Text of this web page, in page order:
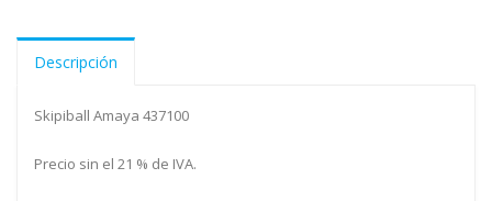
Descripción
Skipiball Amaya 437100
Precio sin el 21 % de IVA.